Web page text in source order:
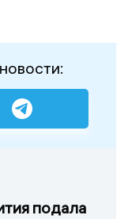
подала